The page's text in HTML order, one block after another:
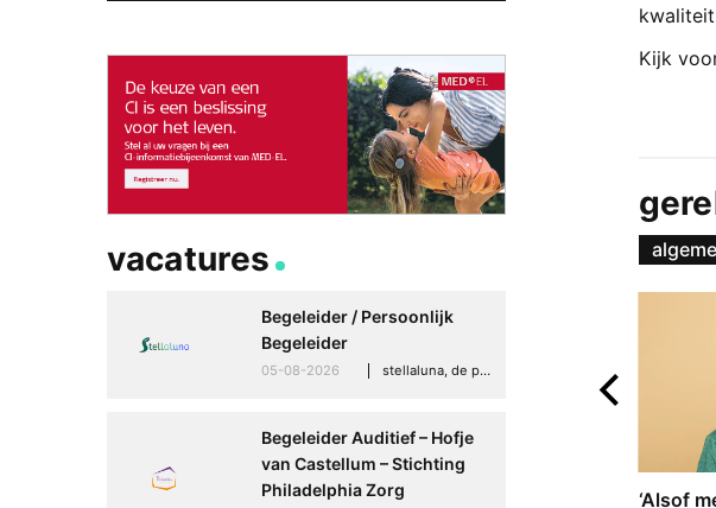
Kijk
Betere communicatie en
‘Alsof
vacatures
Begeleider / Persoonlijk
Begeleider
05-08-2026 stellaluna, de punt (drenthe)
Begeleider Auditief – Hofje
van Castellum – Stichting
Philadelphia Zorg